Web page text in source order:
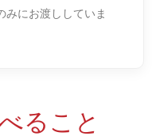
にお渡ししていま
ること